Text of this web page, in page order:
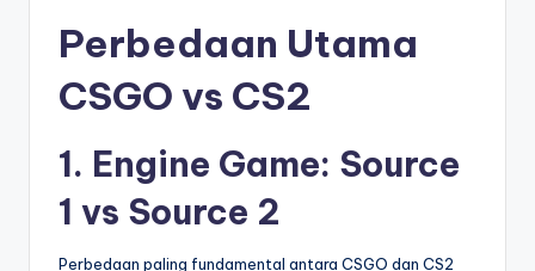
Perbedaan Utama
CSGO vs CS2
1. Engine Game: Source
1 vs Source 2
Perbedaan paling fundamental antara CSGO dan CS2